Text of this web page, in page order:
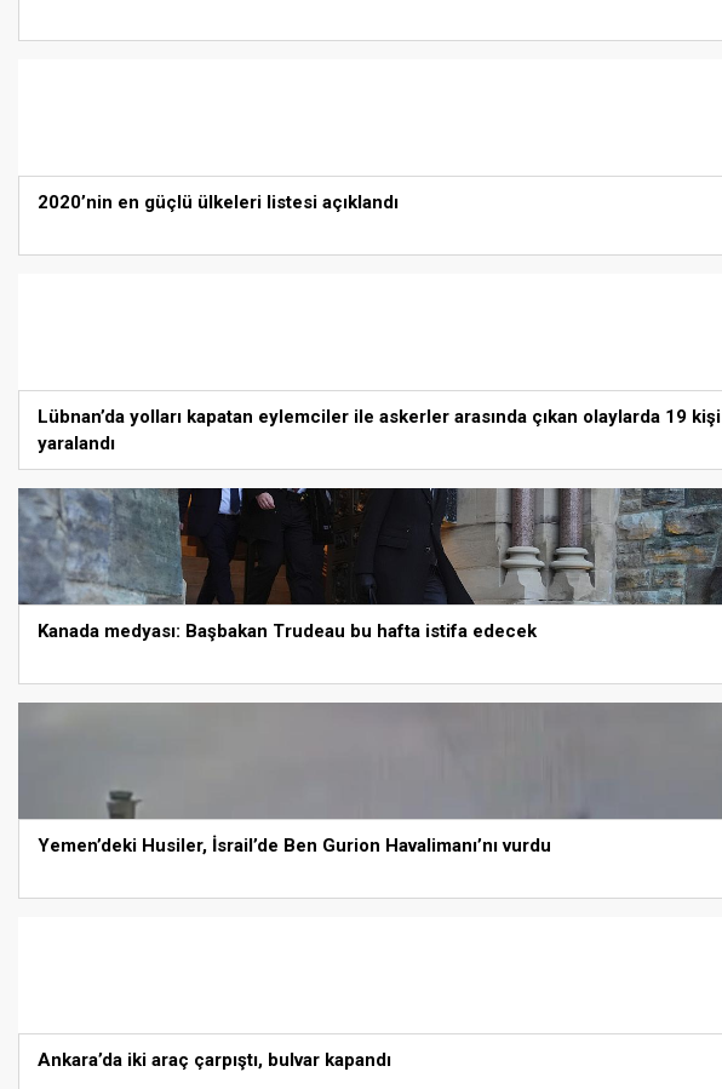
2020’nin en güçlü ülkeleri listesi açıklandı
Lübnan’da yolları kapatan eylemciler ile askerler arasında çıkan olaylarda 19 kişi
yaralandı
Kanada medyası: Başbakan Trudeau bu hafta istifa edecek
Yemen’deki Husiler, İsrail’de Ben Gurion Havalimanı’nı vurdu
Ankara’da iki araç çarpıştı, bulvar kapandı